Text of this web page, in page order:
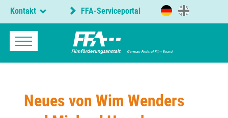
Kontakt FFA-Serviceportal
Neues von Wim Wenders